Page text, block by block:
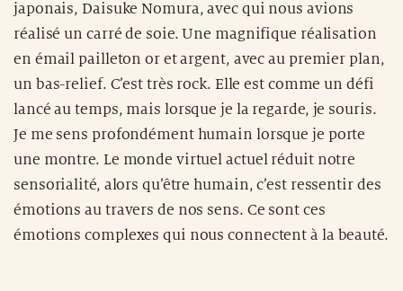
japonais, Daisuke Nomura, avec qui nous avions
réalisé un carré de soie. Une magnifique réalisation
en émail pailleton or et argent, avec au premier plan,
un bas-relief. C’est très rock. Elle est comme un défi
lancé au temps, mais lorsque je la regarde, je souris.
Je me sens profondément humain lorsque je porte
une montre. Le monde virtuel actuel réduit notre
sensorialité, alors qu’être humain, c’est ressentir des
émotions au travers de nos sens. Ce sont ces
émotions complexes qui nous connectent à la beauté.